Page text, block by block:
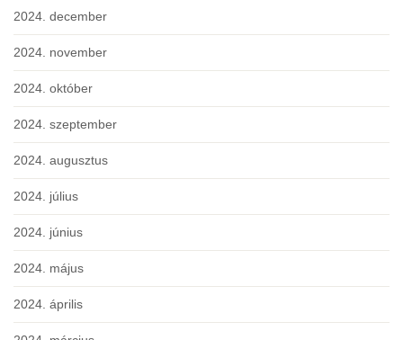
2024. december
2024. november
2024. október
2024. szeptember
2024. augusztus
2024. július
2024. június
2024. május
2024. április